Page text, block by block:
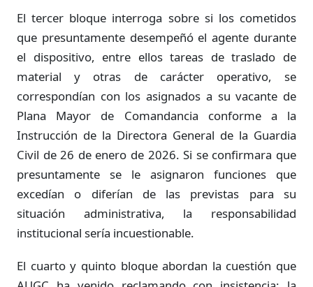
El tercer bloque interroga sobre si los cometidos
que presuntamente desempeñó el agente durante
el dispositivo, entre ellos tareas de traslado de
material y otras de carácter operativo, se
correspondían con los asignados a su vacante de
Plana Mayor de Comandancia conforme a la
Instrucción de la Directora General de la Guardia
Civil de 26 de enero de 2026. Si se confirmara que
presuntamente se le asignaron funciones que
excedían o diferían de las previstas para su
situación administrativa, la responsabilidad
institucional sería incuestionable.
El cuarto y quinto bloque abordan la cuestión que